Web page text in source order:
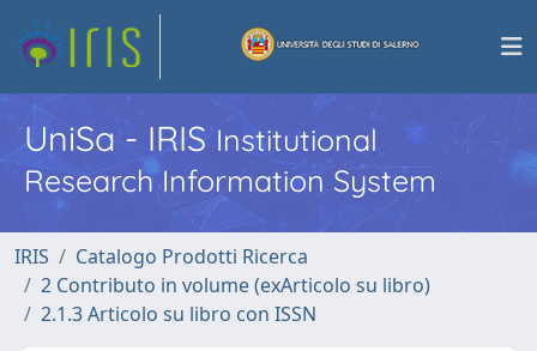
UniSa - IRISInstitutional
Research Information System
IRIS
Catalogo Prodotti Ricerca
2 Contributo in volume (exArticolo su libro)
2.1.3 Articolo su libro con ISSN